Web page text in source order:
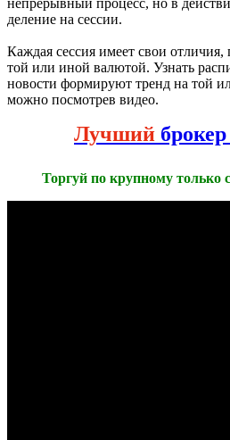
непрерывный процесс, но в
деление на сессии.
Каждая сессия имеет свои отличия,
той или иной валютой. Узнать
новости формируют тренд на той
можно посмотрев видео.
Лучший брокер
Торгуй по крупному только